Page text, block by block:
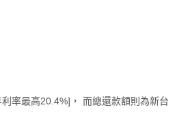
率最高20.4%]， 而總還款額則為新台